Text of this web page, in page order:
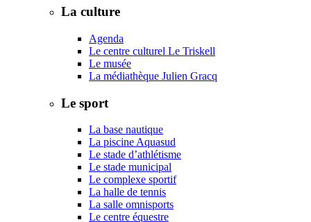
La culture
Agenda
Le centre culturel Le Triskell
Le musée
La médiathèque Julien Gracq
Le sport
La base nautique
La piscine Aquasud
Le stade d’athlétisme
Le stade municipal
Le complexe sportif
La halle de tennis
La salle omnisports
Le centre équestre